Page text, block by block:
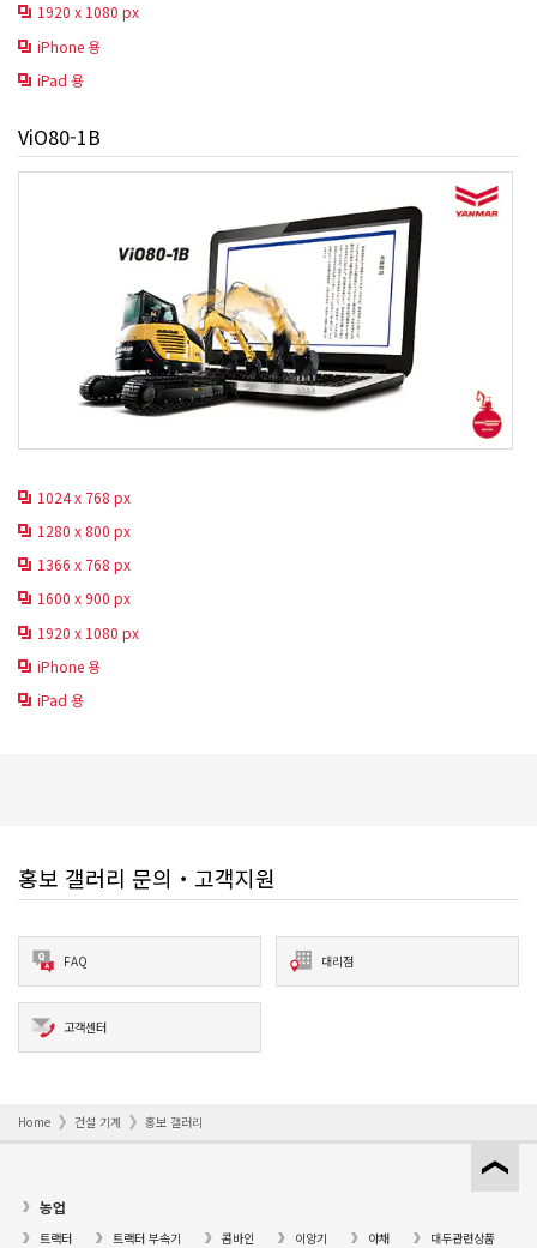
1920 x 1080 px
iPhone 용
iPad 용
ViO80-1B
1024 x 768 px
1280 x 800 px
1366 x 768 px
1600 x 900 px
1920 x 1080 px
iPhone 용
iPad 용
홍보 갤러리 문의・고객지원
FAQ 대리점
고객센터
Home 건설 기계 홍보 갤러리
농업
트랙터 트랙터 부속기 콤바인 이앙기 야채
대두관련상품